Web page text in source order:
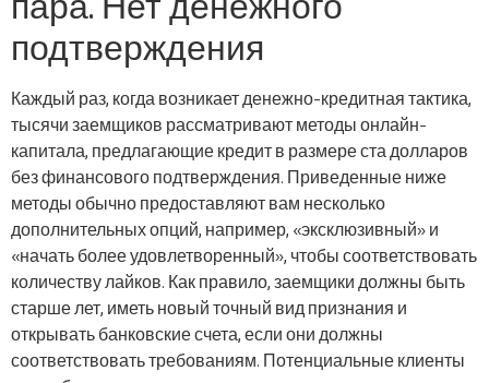
подтверждения
Каждый раз, когда возникает денежно-кредитная тактика,
тысячи заемщиков рассматривают методы онлайн-
капитала, предлагающие кредит в размере ста долларов
без финансового подтверждения. Приведенные ниже
методы обычно предоставляют вам несколько
дополнительных опций, например, «эксклюзивный» и
«начать более удовлетворенный», чтобы соответствовать
количеству лайков. Как правило, заемщики должны быть
старше лет, иметь новый точный вид признания и
открывать банковские счета, если они должны
соответствовать требованиям. Потенциальные клиенты